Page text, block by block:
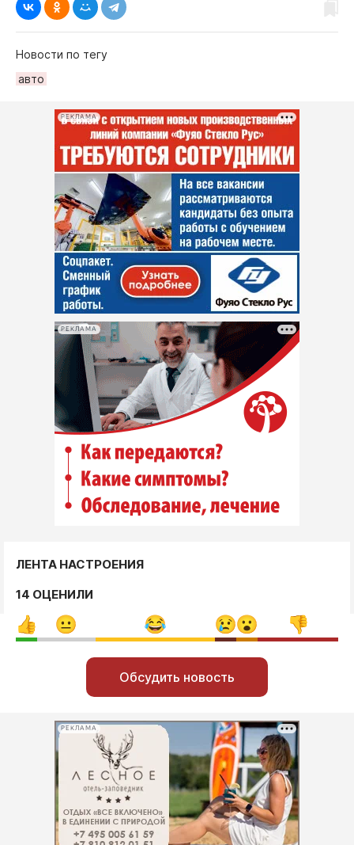
Новости по тегу
авто
РЕКЛАМА
РЕКЛАМА
ЛЕНТА НАСТРОЕНИЯ
14 ОЦЕНИЛИ
Обсудить новость
РЕКЛАМА